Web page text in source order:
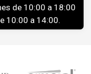
de 10:00 a 18:00
10:00 a 14:00.